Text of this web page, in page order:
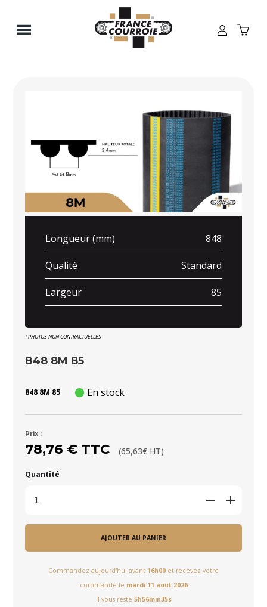
Longueur (mm) 848
Qualité Standard
Largeur 85
*PHOTOS NON CONTRACTUELLES
848 8M 85
848 8M 85 En stock
Prix :
78,76 € TTC (65,63€ HT)
Quantité
AJOUTER AU PANIER
Commandez aujourd'hui avant 16h00 et recevez votre
commande le mardi 11 août 2026
Il vous reste 5h56min34s
Panneau de gestion des cookies